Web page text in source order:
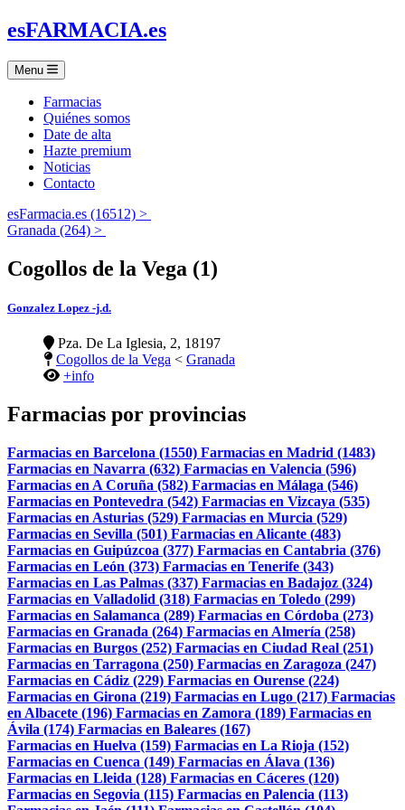
esFARMACIA.es
Menu
Farmacias
Quiénes somos
Date de alta
Hazte premium
Noticias
Contacto
esFarmacia.es (16512) >
Granada (264) >
Cogollos de la Vega (1)
Gonzalez Lopez -j.d.
Pza. De La Iglesia, 2, 18197
Cogollos de la Vega < Granada
+info
Farmacias por provincias
Farmacias en Barcelona (1550) Farmacias en Madrid (1483)
Farmacias en Navarra (632) Farmacias en Valencia (596)
Farmacias en A Coruña (582) Farmacias en Málaga (546)
Farmacias en Pontevedra (542) Farmacias en Vizcaya (535)
Farmacias en Asturias (529) Farmacias en Murcia (529)
Farmacias en Sevilla (501) Farmacias en Alicante (483)
Farmacias en Guipúzcoa (377) Farmacias en Cantabria (376)
Farmacias en León (373) Farmacias en Tenerife (343)
Farmacias en Las Palmas (337) Farmacias en Badajoz (324)
Farmacias en Valladolid (318) Farmacias en Toledo (299)
Farmacias en Salamanca (289) Farmacias en Córdoba (273)
Farmacias en Granada (264) Farmacias en Almería (258)
Farmacias en Burgos (252) Farmacias en Ciudad Real (251)
Farmacias en Tarragona (250) Farmacias en Zaragoza (247)
Farmacias en Cádiz (229) Farmacias en Ourense (224)
Farmacias en Girona (219) Farmacias en Lugo (217) Farmacias
en Albacete (196) Farmacias en Zamora (189) Farmacias en
Ávila (174) Farmacias en Baleares (167)
Farmacias en Huelva (159) Farmacias en La Rioja (152)
Farmacias en Cuenca (149) Farmacias en Álava (136)
Farmacias en Lleida (128) Farmacias en Cáceres (120)
Farmacias en Segovia (115) Farmacias en Palencia (113)